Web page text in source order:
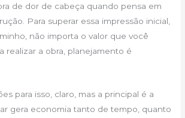
de dor de cabeça quando pensa em
Para superar essa impressão inicial,
não importa o valor que você
realizar a obra, planejamento é
para isso, claro, mas a principal é a
gera economia tanto de tempo, quanto